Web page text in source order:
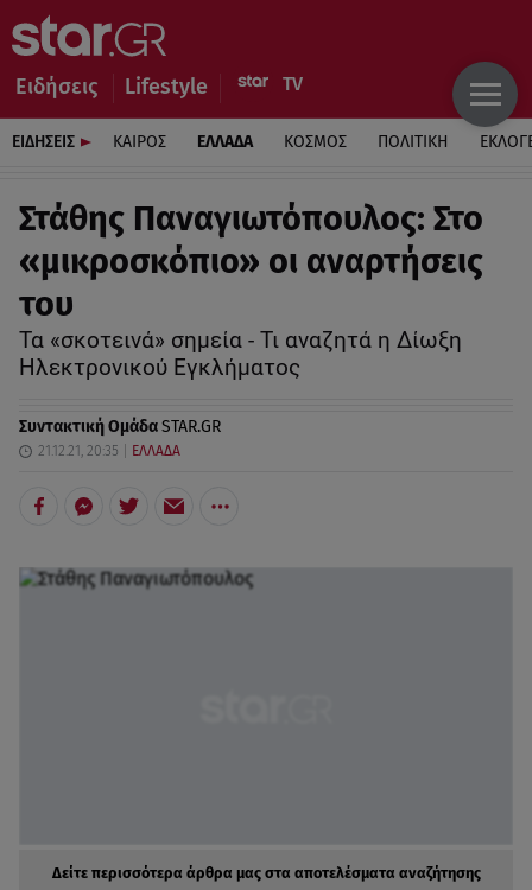
Ειδήσεις Lifestyle
ΕΙΔΗΣΕΙΣ ΚΑΙΡΟΣ ΕΛΛΑΔΑ ΚΟΣΜΟΣ ΠΟΛΙΤΙΚΗ
Στάθης Παναγιωτόπουλος: Στο
«μικροσκόπιο» οι αναρτήσεις
του
Τα «σκοτεινά» σημεία - Τι αναζητά η Δίωξη
Ηλεκτρονικού Εγκλήματος
Συντακτική ΟμάδαSTAR.GR
21.12.21, 20:35 ΕΛΛΑΔΑ
Δείτε περισσότερα άρθρα μας στα αποτελέσματα αναζήτησης